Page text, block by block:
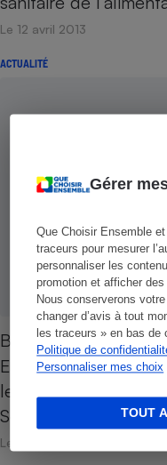
Gérer
Que Choisir Ensemble
traceurs pour mesurer
personnaliser les
promotion et afficher
Nous conserverons
changer d’avis à tout
les traceurs » en bas de
Politique de
Personnaliser mes choix
TOUT
Le 12 avril 2013
ACTUALITÉ
Bisphénol A - Vers
En approuvant une
le bisphénol A de
Sénat confirme le
Le 13 octobre 2012